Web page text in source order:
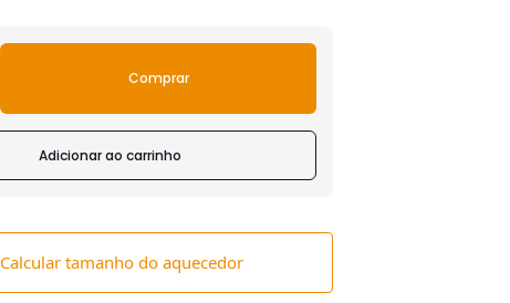
Comprar
Adicionar ao carrinho
Calcular tamanho do aquecedor